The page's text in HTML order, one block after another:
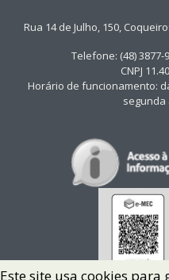
Rua 14 de Julho, 150,
Telefone: (48) 3877-
CNPJ
Horário de funcionamento:
segunda
Este site usa cookies